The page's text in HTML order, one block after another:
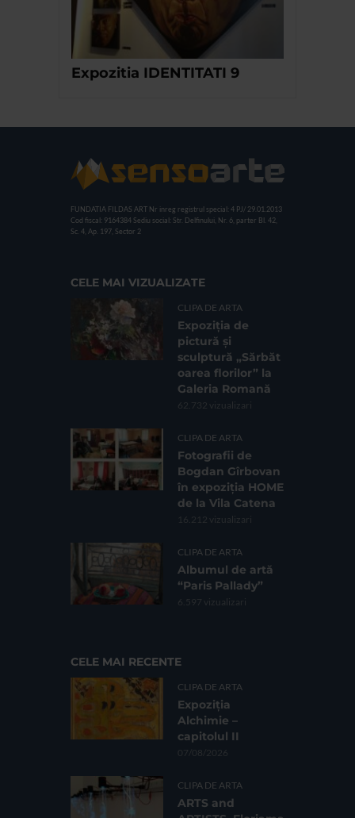
Expozitia IDENTITATI 9
FUNDATIA FILDAS ART Nr inreg registrul special: 4 PJ/ 29.01.2013
Cod fiscal: 9164384 Sediu social: Str. Delfinului, Nr. 6, parter Bl. 42,
Sc. 4, Ap. 197, Sector 2
CELE MAI VIZUALIZATE
CLIPA DE ARTA
Expoziția de
pictură și
sculptură „Sărbăt
oarea florilor” la
Galeria Romană
62.732 vizualizari
CLIPA DE ARTA
Fotografii de
Bogdan Gîrbovan
în expoziția HOME
de la Vila Catena
16.212 vizualizari
CLIPA DE ARTA
Albumul de artă
“Paris Pallady”
6.597 vizualizari
CELE MAI RECENTE
CLIPA DE ARTA
Expoziția
Alchimie –
capitolul II
07/08/2026
CLIPA DE ARTA
ARTS and